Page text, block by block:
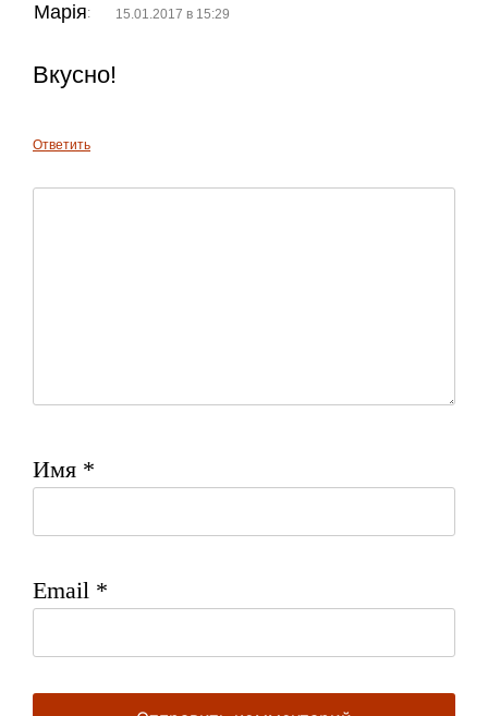
Марія: 15.01.2017 в 15:29
Вкусно!
Ответить
Имя *
Email *